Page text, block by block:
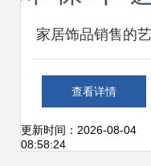
家居饰品销售的艺
术 市场营销专员如
何驱动增长与品牌
查看详情
更新时间：2026-08-04
08:58:24